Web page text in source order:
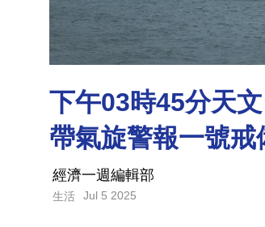
下午03時45分天
帶氣旋警報一號戒
經濟一週編輯部
生活 Jul 5 2025